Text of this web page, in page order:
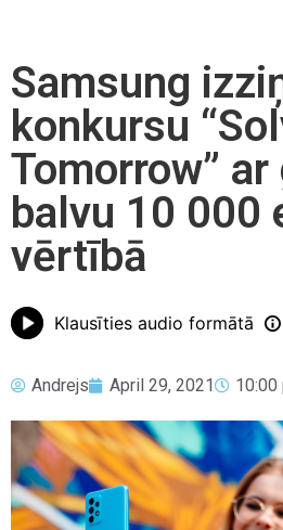
Samsung
konkursu
Tomorrow”
balvu 10 000
vērtībā
Klausīties audio formātā
Andrejs April 29, 2021 10:00